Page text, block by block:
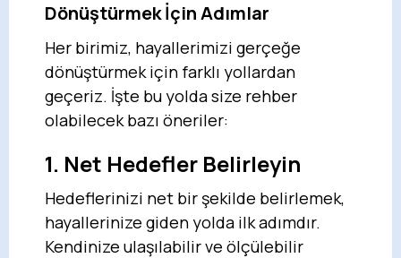
Dönüştürmek İçin Adımlar
Her birimiz, hayallerimizi gerçeğe
dönüştürmek için farklı yollardan
geçeriz. İşte bu yolda size rehber
olabilecek bazı öneriler:
1. Net Hedefler Belirleyin
Hedeflerinizi net bir şekilde belirlemek,
hayallerinize giden yolda ilk adımdır.
Kendinize ulaşılabilir ve ölçülebilir